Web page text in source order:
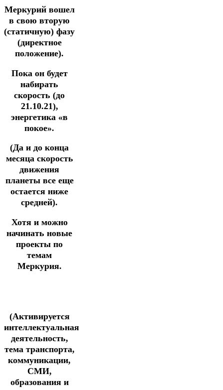
Меркурий вошел
в свою вторую
(статичную) фазу
(директное
положение).
Пока он будет
набирать
скорость (до
21.10.21),
энергетика «в
покое».
(Да и до конца
месяца скорость
движения
планеты все еще
остается ниже
средней).
Хотя и можно
начинать новые
проекты по
темам
Меркурия.
(Активируется
интеллектуальная
деятельность,
тема транспорта,
коммуникации,
СМИ,
образования и